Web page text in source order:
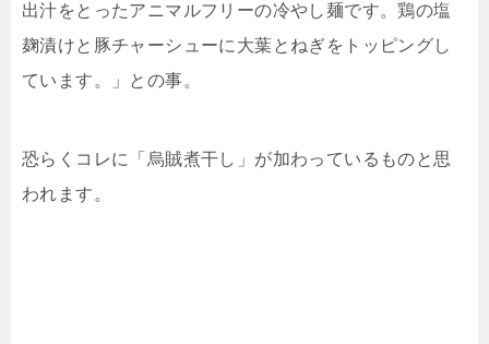
出汁をとったアニマルフリーの冷やし麺です。鶏の塩
麹漬けと豚チャーシューに大葉とねぎをトッピングし
ています。」との事。
恐らくコレに「烏賊煮干し」が加わっているものと思
われます。